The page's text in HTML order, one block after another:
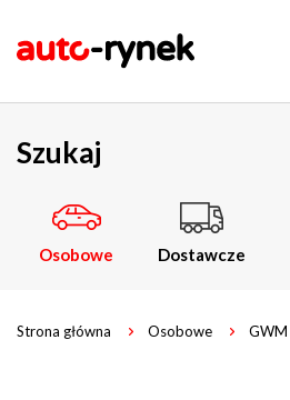
Szukaj
Osobowe Dostawcze
Strona główna Osobowe GWM